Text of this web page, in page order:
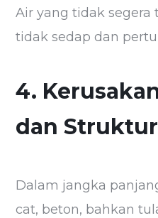
Air yang tidak
tidak sedap dan
4.
dan Struktur
Dalam jangka
cat, beton, bahkan